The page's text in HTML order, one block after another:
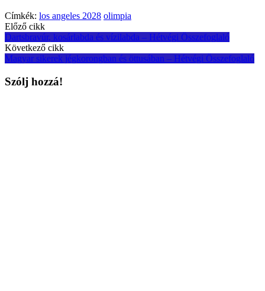
Címkék: los angeles 2028 olimpia
Post
navigation
Előző cikk
Dartsbravúr, kosárlabda és vízilabda – Hétvégi Összefoglaló
Következő cikk
Magyar sikerek jégkorongban és öttusában – Hétvégi Összefoglaló
Szólj hozzá!